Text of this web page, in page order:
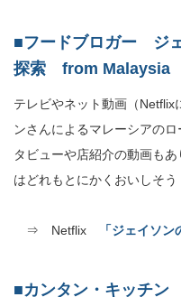
■フードブロガー ジ
探索 from Malaysia
テレビやネット動画（Netflix
ンさんによるマレーシアのロ
タビューや店紹介の動画も
はどれもとにかくおいしそう
⇒ Netflix 「ジェイソ
■カンタン・キッチ